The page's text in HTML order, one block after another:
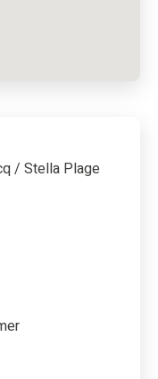
/ Stella Plage